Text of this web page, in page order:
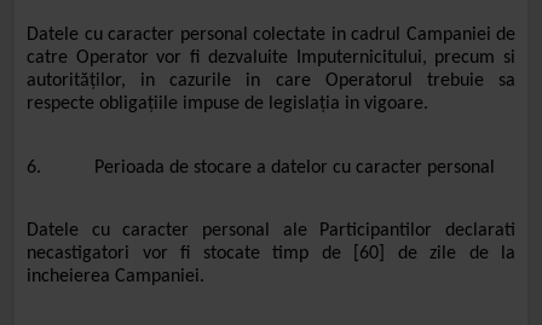
Datele cu caracter personal colectate in cadrul Campaniei de
catre Operator vor fi dezvaluite Imputernicitului, precum si
autorităților, in cazurile in care Operatorul trebuie sa
respecte obligațiile impuse de legislația in vigoare.
6. Perioada de stocare a datelor cu caracter personal
Datele cu caracter personal ale Participantilor declarati
necastigatori vor fi stocate timp de [60] de zile de la
incheierea Campaniei.